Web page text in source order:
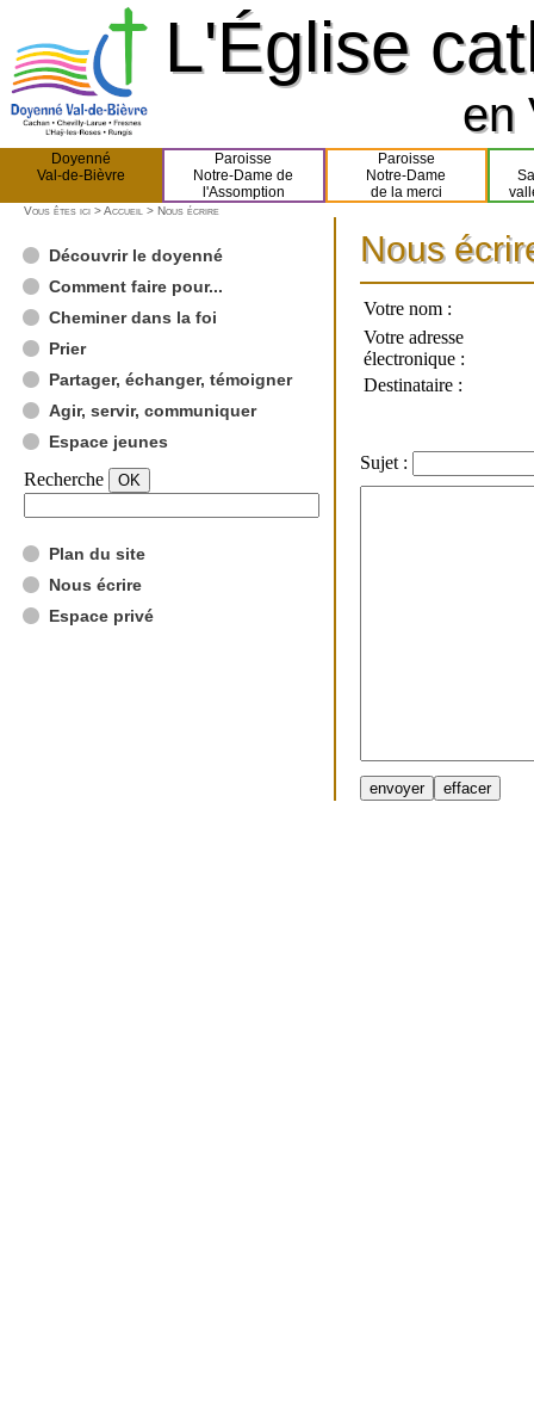
L'Église
L'Église
en
en
Doyenné
Val-de-Bièvre
Paroisse
Notre-Dame de
l'Assomption
Paroisse
Notre-Dame
de la merci
Vous êtes ici >Accueil > Nous écrire
Découvrir le doyenné
Comment faire pour...
Cheminer dans la foi
Prier
Partager, échanger, témoigner
Agir, servir, communiquer
Espace jeunes
Recherche
Plan du site
Nous écrire
Espace privé
Nous
Nous
Votre nom :
Votre adresse
électronique :
Destinataire :
Sujet :